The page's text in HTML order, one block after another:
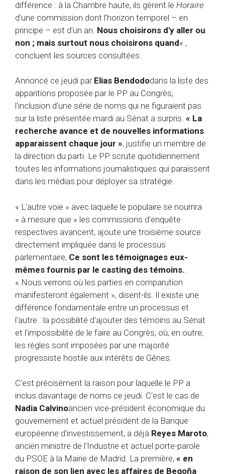
différence : à la Chambre haute, ils gèrent le Horaire
d’une commission dont l’horizon temporel – en
principe – est d’un an. Nous choisirons d'y aller ou
non ; mais surtout nous choisirons quand« ,
concluent les sources consultées.
Annoncé ce jeudi par Elias Bendododans la liste des
apparitions proposée par le PP au Congrès,
l'inclusion d'une série de noms qui ne figuraient pas
sur la liste présentée mardi au Sénat a surpris. « La
recherche avance et de nouvelles informations
apparaissent chaque jour », justifie un membre de
la direction du parti. Le PP scrute quotidiennement
toutes les informations journalistiques qui paraissent
dans les médias pour déployer sa stratégie.
« L'autre voie » avec laquelle le populaire se nourrira
« à mesure que » les commissions d'enquête
respectives avancent, ajoute une troisième source
directement impliquée dans le processus
parlementaire, Ce sont les témoignages eux-
mêmes fournis par le casting des témoins.
« Nous verrons où les parties en comparution
manifesteront également », disent-ils. Il existe une
différence fondamentale entre un processus et
l'autre : la possibilité d'ajouter des témoins au Sénat
et l'impossibilité de le faire au Congrès, où, en outre,
les règles sont imposées par une majorité
progressiste hostile aux intérêts de Gênes.
C’est précisément la raison pour laquelle le PP a
inclus davantage de noms ce jeudi. C'est le cas de
Nadia Calvinoancien vice-président économique du
gouvernement et actuel président de la Banque
européenne d'investissement, a déjà Reyes Maroto,
ancien ministre de l'Industrie et actuel porte-parole
du PSOE à la Mairie de Madrid. La première, « en
raison de son lien avec les affaires de Begoña